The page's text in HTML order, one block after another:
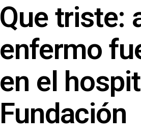
Que triste:
enfermo
en el
Fundación